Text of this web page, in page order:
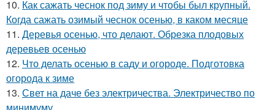
10. Как сажать чеснок под зиму и чтобы был крупный.
Когда сажать озимый чеснок осенью, в каком месяце
11. Деревья осенью, что делают. Обрезка плодовых
деревьев осенью
12. Что делать осенью в саду и огороде. Подготовка
огорода к зиме
13. Свет на даче без электричества. Электричество по
минимуму